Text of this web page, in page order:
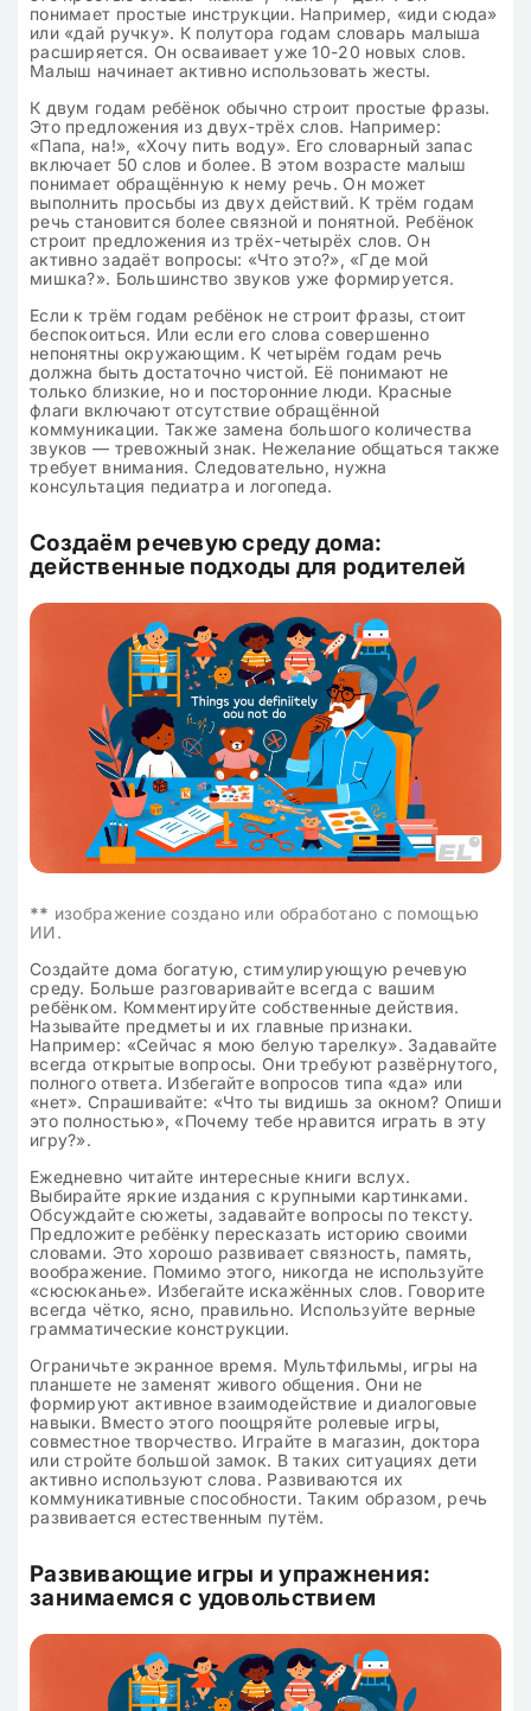
понимает простые инструкции. Например, «иди сюда»
или «дай ручку». К полутора годам словарь малыша
расширяется. Он осваивает уже 10-20 новых слов.
Малыш начинает активно использовать жесты.
К двум годам ребёнок обычно строит простые фразы.
Это предложения из двух-трёх слов. Например:
«Папа, на!», «Хочу пить воду». Его словарный запас
включает 50 слов и более. В этом возрасте малыш
понимает обращённую к нему речь. Он может
выполнить просьбы из двух действий. К трём годам
речь становится более связной и понятной. Ребёнок
строит предложения из трёх-четырёх слов. Он
активно задаёт вопросы: «Что это?», «Где мой
мишка?». Большинство звуков уже формируется.
Если к трём годам ребёнок не строит фразы, стоит
беспокоиться. Или если его слова совершенно
непонятны окружающим. К четырём годам речь
должна быть достаточно чистой. Её понимают не
только близкие, но и посторонние люди. Красные
флаги включают отсутствие обращённой
коммуникации. Также замена большого количества
звуков — тревожный знак. Нежелание общаться также
требует внимания. Следовательно, нужна
консультация педиатра и логопеда.
Создаём речевую среду дома:
действенные подходы для родителей
** изображение создано или обработано с помощью
ИИ.
Создайте дома богатую, стимулирующую речевую
среду. Больше разговаривайте всегда с вашим
ребёнком. Комментируйте собственные действия.
Называйте предметы и их главные признаки.
Например: «Сейчас я мою белую тарелку». Задавайте
всегда открытые вопросы. Они требуют развёрнутого,
полного ответа. Избегайте вопросов типа «да» или
«нет». Спрашивайте: «Что ты видишь за окном? Опиши
это полностью», «Почему тебе нравится играть в эту
игру?».
Ежедневно читайте интересные книги вслух.
Выбирайте яркие издания с крупными картинками.
Обсуждайте сюжеты, задавайте вопросы по тексту.
Предложите ребёнку пересказать историю своими
словами. Это хорошо развивает связность, память,
воображение. Помимо этого, никогда не используйте
«сюсюканье». Избегайте искажённых слов. Говорите
всегда чётко, ясно, правильно. Используйте верные
грамматические конструкции.
Ограничьте экранное время. Мультфильмы, игры на
планшете не заменят живого общения. Они не
формируют активное взаимодействие и диалоговые
навыки. Вместо этого поощряйте ролевые игры,
совместное творчество. Играйте в магазин, доктора
или стройте большой замок. В таких ситуациях дети
активно используют слова. Развиваются их
коммуникативные способности. Таким образом, речь
развивается естественным путём.
Развивающие игры и упражнения:
занимаемся с удовольствием